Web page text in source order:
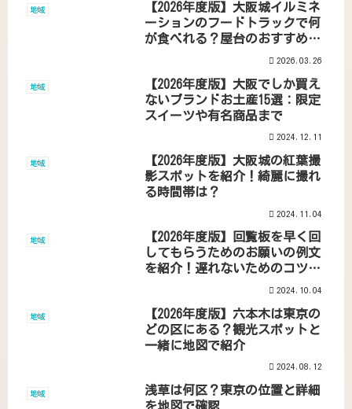
地域
【2026年度版】大阪城イルミネ
ーションのフードトラックで何
が食べれる？屋台のおすすめご
2026.03.26
地域
【2026年度版】大阪でしか買え
ないブランドお土産15選：限定
スイーツや有名商品まで
2024.12.11
地域
【2026年度版】大阪城の紅葉撮
影スポットを紹介！綺麗に撮れ
る時間帯は？
2024.11.04
地域
【2026年度版】回覧板を早く回
してもらうためのお願いの例文
を紹介！遅れないためのコツや
2024.10.04
地域
【2026年度版】六本木は東京の
どの区にある？観光スポットと
一緒に地図で紹介
2024.08.12
地域
浅草は何区？東京の位置と詳細
を地図で確認